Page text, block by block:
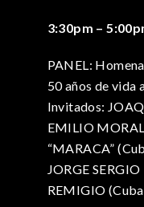
3:30pm –
PANEL:
50 años de vida
Invitados:
EMILIO
“MARACA”
JORGE
REMIGIO